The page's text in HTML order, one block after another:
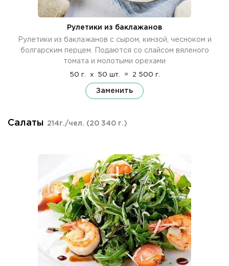
Рулетики из баклажанов
Рулетики из баклажанов с сыром, кинзой, чесноком и
болгарским перцем. Подаются со слайсом вяленого
томата и молотыми орехами
50 г. x 50 шт. = 2 500 г.
Заменить
Салаты 214г./чел. (20 340 г.)